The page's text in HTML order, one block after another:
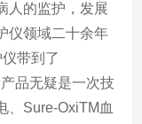
人的监护，发展
仪领域二十余年
带到了
品无疑是一次技
、Sure-OxiTM血